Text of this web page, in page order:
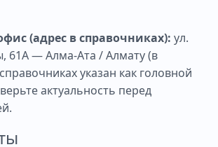
(адрес в справочниках): ул.
61A — Алма-Ата / Алматy (в
указан как головной
актуальность перед